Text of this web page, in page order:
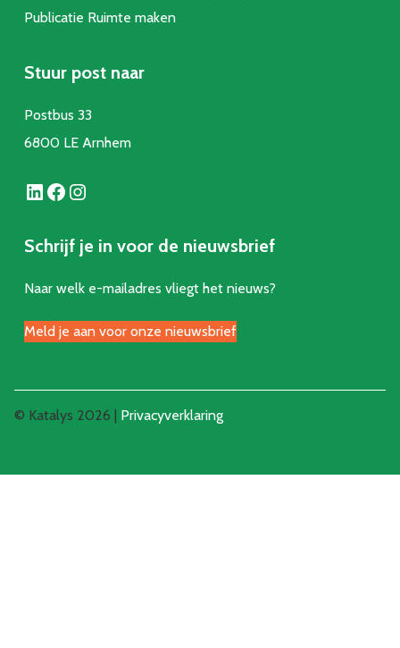
Publicatie Ruimte maken
Stuur post naar
Postbus 33
6800 LE Arnhem
LinkedIn Facebook Instagram
Schrijf je in voor de nieuwsbrief
Naar welk e-mailadres vliegt het nieuws?
Meld je aan voor onze nieuwsbrief
© Katalys 2026 | Privacyverklaring